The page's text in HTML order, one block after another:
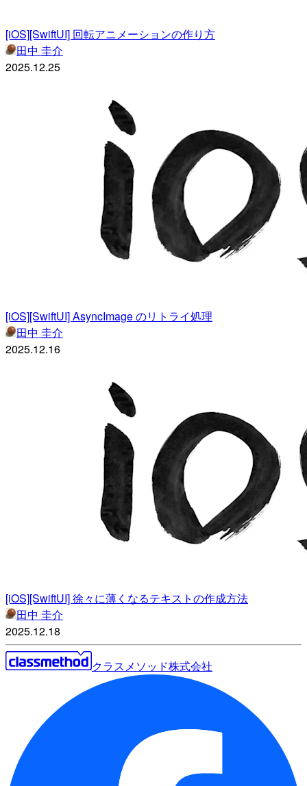
[iOS][SwiftUI] 回転アニメーションの作り方
田中 圭介
2025.12.25
[iOS][SwiftUI] AsyncImage のリトライ処理
田中 圭介
2025.12.16
[iOS][SwiftUI] 徐々に薄くなるテキストの作成方法
田中 圭介
2025.12.18
クラスメソッド株式会社